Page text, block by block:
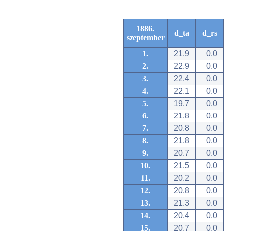
1886.
szeptember
d_ta d_rs
1. 21.9
0.0
2.
22.9
0.0
3.
22.4
0.0
4.
22.1
0.0
5.
19.7
0.0
6.
21.8
0.0
7.
20.8
0.0
8.
21.8
0.0
9.
20.7
0.0
10.
21.5
0.0
11.
20.2
0.0
12.
20.8
0.0
13.
21.3
0.0
14.
20.4
0.0
15.
20.7 0.0